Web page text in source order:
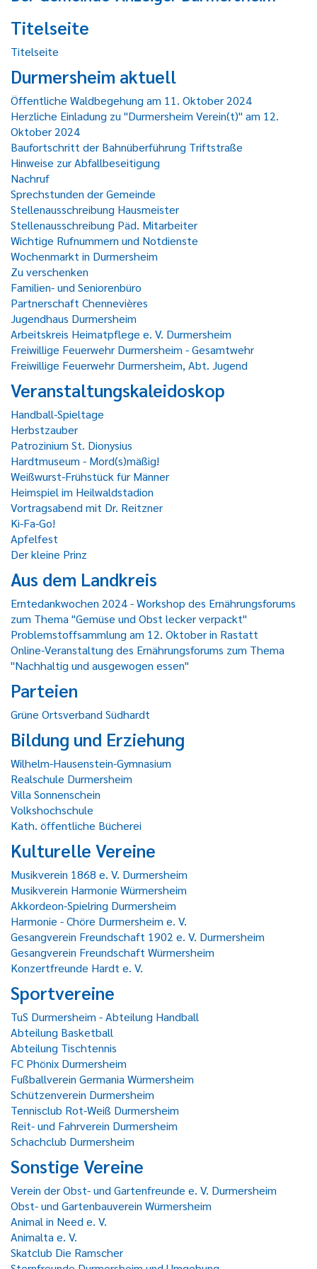
Titelseite
Titelseite
Durmersheim aktuell
Öffentliche Waldbegehung am 11. Oktober 2024
Herzliche Einladung zu "Durmersheim Verein(t)" am 12.
Oktober 2024
Baufortschritt der Bahnüberführung Triftstraße
Hinweise zur Abfallbeseitigung
Nachruf
Sprechstunden der Gemeinde
Stellenausschreibung Hausmeister
Stellenausschreibung Päd. Mitarbeiter
Wichtige Rufnummern und Notdienste
Wochenmarkt in Durmersheim
Zu verschenken
Familien- und Seniorenbüro
Partnerschaft Chennevières
Jugendhaus Durmersheim
Arbeitskreis Heimatpflege e. V. Durmersheim
Freiwillige Feuerwehr Durmersheim - Gesamtwehr
Freiwillige Feuerwehr Durmersheim, Abt. Jugend
Veranstaltungskaleidoskop
Handball-Spieltage
Herbstzauber
Patrozinium St. Dionysius
Hardtmuseum - Mord(s)mäßig!
Weißwurst-Frühstück für Männer
Heimspiel im Heilwaldstadion
Vortragsabend mit Dr. Reitzner
Ki-Fa-Go!
Apfelfest
Der kleine Prinz
Aus dem Landkreis
Erntedankwochen 2024 - Workshop des Ernährungsforums
zum Thema "Gemüse und Obst lecker verpackt"
Problemstoffsammlung am 12. Oktober in Rastatt
Online-Veranstaltung des Ernährungsforums zum Thema
"Nachhaltig und ausgewogen essen"
Parteien
Grüne Ortsverband Südhardt
Bildung und Erziehung
Wilhelm-Hausenstein-Gymnasium
Realschule Durmersheim
Villa Sonnenschein
Volkshochschule
Kath. öffentliche Bücherei
Kulturelle Vereine
Musikverein 1868 e. V. Durmersheim
Musikverein Harmonie Würmersheim
Akkordeon-Spielring Durmersheim
Harmonie - Chöre Durmersheim e. V.
Gesangverein Freundschaft 1902 e. V. Durmersheim
Gesangverein Freundschaft Würmersheim
Konzertfreunde Hardt e. V.
Sportvereine
TuS Durmersheim - Abteilung Handball
Abteilung Basketball
Abteilung Tischtennis
FC Phönix Durmersheim
Fußballverein Germania Würmersheim
Schützenverein Durmersheim
Tennisclub Rot-Weiß Durmersheim
Reit- und Fahrverein Durmersheim
Schachclub Durmersheim
Sonstige Vereine
Verein der Obst- und Gartenfreunde e. V. Durmersheim
Obst- und Gartenbauverein Würmersheim
Animal in Need e. V.
Animalta e. V.
Skatclub Die Ramscher